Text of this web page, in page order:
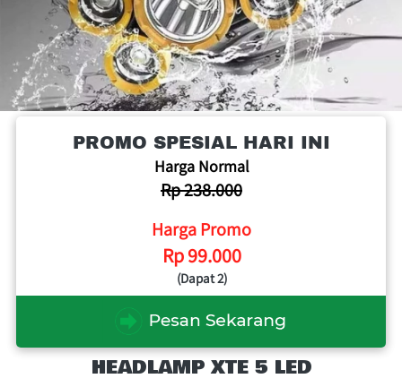
PROMO SPESIAL HARI INI
Harga Normal
Rp 238.000
Harga Promo
Rp 99.000
(Dapat 2)
HEADLAMP XTE 5 LED